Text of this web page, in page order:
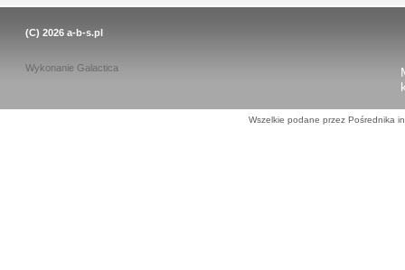
(C) 2026 a-b-s.pl
Wykonanie Galactica
Wszelkie podane przez Pośrednika